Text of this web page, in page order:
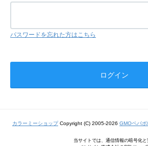
パスワードを忘れた方はこちら
カラーミーショップCopyright (C) 2005-2026 GMOペパ
当サイトでは、通信情報の暗号化